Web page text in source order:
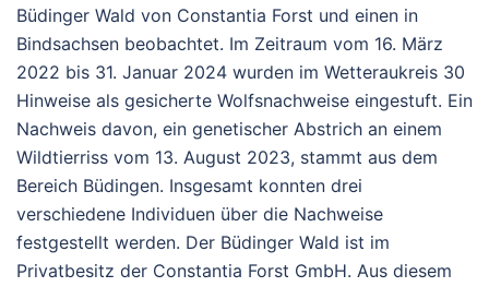
Büdinger Wald von Constantia Forst und einen in
Bindsachsen beobachtet. Im Zeitraum vom 16. März
2022 bis 31. Januar 2024 wurden im Wetteraukreis 30
Hinweise als gesicherte Wolfsnachweise eingestuft. Ein
Nachweis davon, ein genetischer Abstrich an einem
Wildtierriss vom 13. August 2023, stammt aus dem
Bereich Büdingen. Insgesamt konnten drei
verschiedene Individuen über die Nachweise
festgestellt werden. Der Büdinger Wald ist im
Privatbesitz der Constantia Forst GmbH. Aus diesem